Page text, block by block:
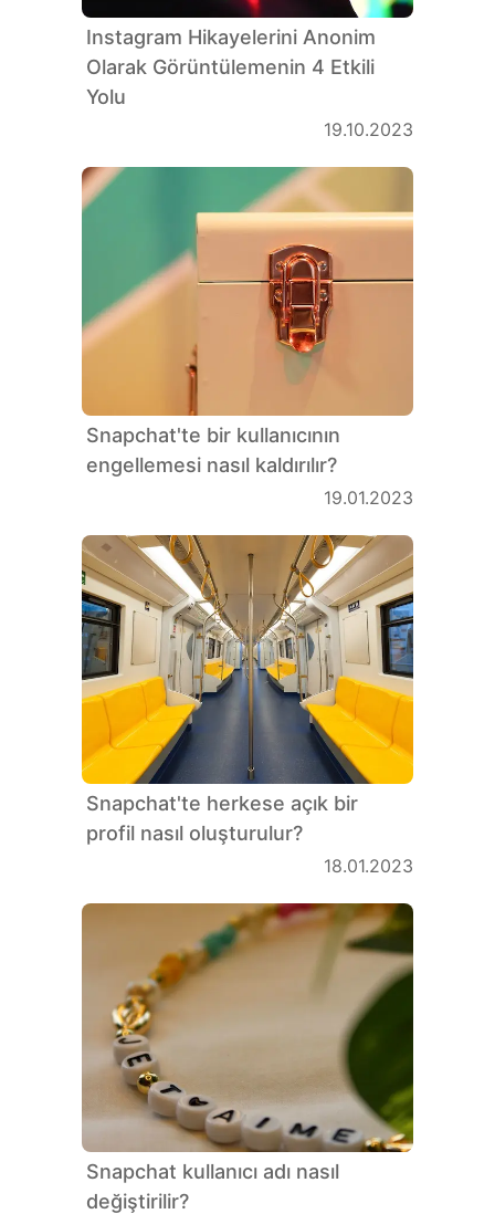
Instagram Hikayelerini Anonim
Olarak Görüntülemenin 4 Etkili
Yolu
19.10.2023
Snapchat'te bir kullanıcının
engellemesi nasıl kaldırılır?
19.01.2023
Snapchat'te herkese açık bir
profil nasıl oluşturulur?
18.01.2023
Snapchat kullanıcı adı nasıl
değiştirilir?